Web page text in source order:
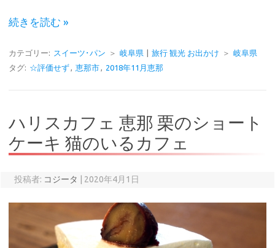
続きを読む »
カテゴリー: スイーツ･パン ＞ 岐阜県 旅行 観光 お出かけ ＞ 岐阜県
タグ: ☆評価せず, 恵那市, 2018年11月恵那
ハリスカフェ 恵那 栗のショート
ケーキ 猫のいるカフェ
投稿者: コジータ 2020年4月1日